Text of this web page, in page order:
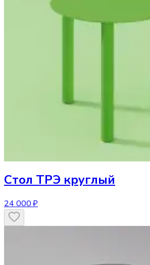
Стол ТРЭ круглый
24 000 ₽